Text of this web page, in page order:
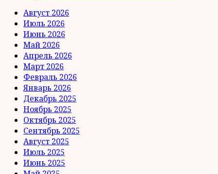
Август 2026
Июль 2026
Июнь 2026
Май 2026
Апрель 2026
Март 2026
Февраль 2026
Январь 2026
Декабрь 2025
Ноябрь 2025
Октябрь 2025
Сентябрь 2025
Август 2025
Июль 2025
Июнь 2025